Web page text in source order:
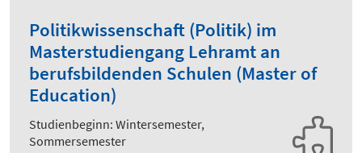
Politikwissenschaft (Politik) im
Masterstudiengang Lehramt an
berufsbildenden Schulen (Master of
Education)
Studienbeginn: Wintersemester,
Sommersemester